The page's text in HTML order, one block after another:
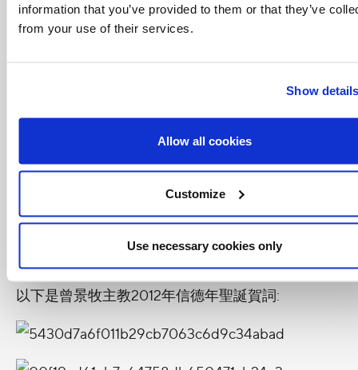
information that you’ve provided to them or that they’ve
from your use of their services.
Show
Allow all cookies
Customize
Use necessary cookies only
天主經一遍，聖母經三遍，聖三光榮經一遍。
孟。
相關資料:中國江西省餘江教區榮休主教曾景牧2015
以下是曾景牧主教2012年信德年聖誕賀詞: